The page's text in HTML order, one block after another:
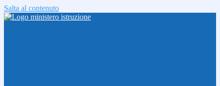
Salta al contenuto